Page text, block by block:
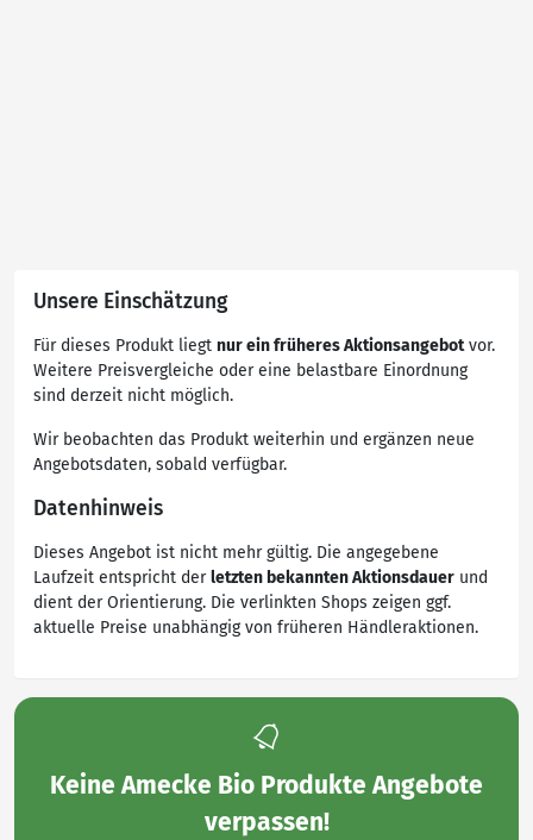
Unsere Einschätzung
Für dieses Produkt liegt nur ein früheres Aktionsangebotvor.
Weitere Preisvergleiche oder eine belastbare Einordnung
sind derzeit nicht möglich.
Wir beobachten das Produkt weiterhin und ergänzen neue
Angebotsdaten, sobald verfügbar.
Datenhinweis
Dieses Angebot ist nicht mehr gültig. Die angegebene
Laufzeit entspricht derletzten bekannten Aktionsdauer und
dient der Orientierung. Die verlinkten Shops zeigen ggf.
aktuelle Preise unabhängig von früheren Händleraktionen.
Keine Amecke Bio Produkte Angebote
verpassen!